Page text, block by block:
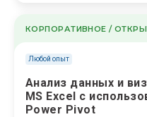
КОРПОРАТИВНОЕ /
Любой опыт
Анализ данных и
МS Excel с
Power Pivot